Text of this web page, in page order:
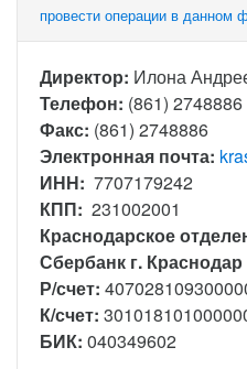
провести операции в данном
Директор: Илона
Телефон: (861) 2748886
Факс: (861) 2748886
Электронная почта:
ИНН: 7707179242
КПП: 231002001
Краснодарское
Сбербанк г. Краснодар
Р/счет:
К/счет:
БИК: 040349602